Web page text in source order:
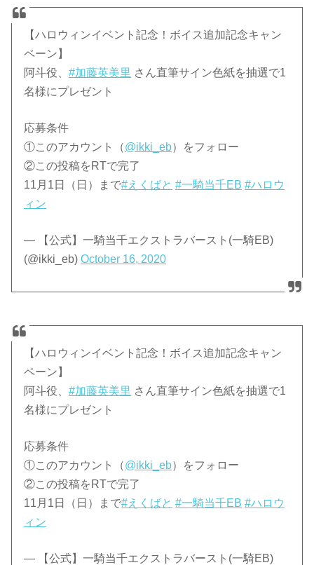
【ハロウィンイベント記念！ボイス追加記念キャン
ペーン】
阿斗役、#加藤英美里 さん直筆サイン色紙を抽選で1
名様にプレゼント
応募条件
①このアカウント（@ikki_eb）をフォロー
②この投稿をRTで完了
11月1日（日）まで#えくばと #一騎当千EB #ハロウ
ィン
— 【公式】一騎当千エクストラバースト(一騎EB)
(@ikki_eb)October 16, 2020
【ハロウィンイベント記念！ボイス追加記念キャン
ペーン】
阿斗役、#加藤英美里 さん直筆サイン色紙を抽選で1
名様にプレゼント
応募条件
①このアカウント（@ikki_eb）をフォロー
②この投稿をRTで完了
11月1日（日）まで#えくばと #一騎当千EB #ハロウ
ィン
— 【公式】一騎当千エクストラバースト(一騎EB)